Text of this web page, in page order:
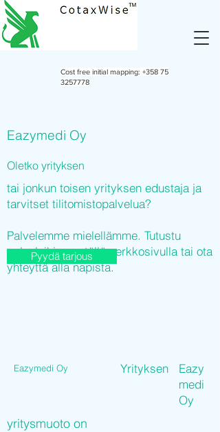
Cost free initial mapping: +358 75
3257778
Eazymedi Oy
Oletko yrityksen
tai jonkun toisen yrityksen edustaja ja
tarvitset tilitomistopalvelua?
Palvelemme mielellämme. Tutustu
palveluihimme tällä verkkosivulla tai ota
yhteyttä alla napista.
Pyydä tarjous
Eazy
medi
Oy
Eazymedi Oy Yrityksen
yritysmuoto on